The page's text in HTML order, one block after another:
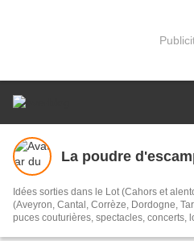
La poudre
Idées sorties dans le Lot (Cahors et
(Aveyron, Cantal, Corrèze, Dordogne, Tarn-et-
puces couturières, spectacles, concerts,